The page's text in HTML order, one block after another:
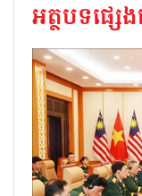
អត្ថបទផ្សេ